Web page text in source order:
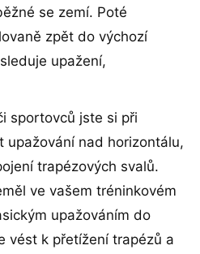
se zemí. Poté
zpět do výchozí
upažení,
sportovců jste si při
upažování nad horizontálu,
trapézových svalů.
ve vašem tréninkovém
upažováním do
vést k přetížení trapézů a